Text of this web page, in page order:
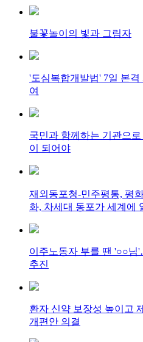
불꽃놀이의 빛과 그림자
'도심복합개발법' 7일 본
여
국민과 함께하는 기관으
이 되어야
재외동포청-민주평통, 평
화, 차세대 동포가 세계에
이주노동자 부를 땐 '○○
추진
환자 신약 보장성 높이고
개편안 의결